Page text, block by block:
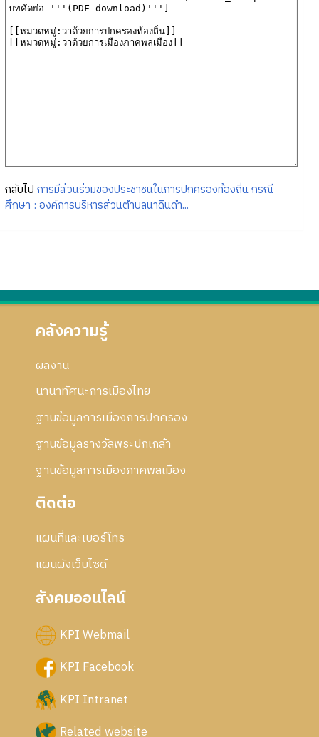
กลับไป การมีส่วนร่วมของประชาชนในการปกครองท้องถิ่น กรณี
ศึกษา : องค์การบริหารส่วนตำบลนาดินดำ...
คลังความรู้
ผลงาน
นานาทัศนะการเมืองไทย
ฐานข้อมูลการเมืองการปกครอง
ฐานข้อมูลรางวัลพระปกเกล้า
ฐานข้อมูลการเมืองภาคพลเมือง
ติดต่อ
แผนที่และเบอร์โทร
แผนผังเว็บไซด์
สังคมออนไลน์
KPI Webmail
KPI Facebook
KPI Intranet
Related website